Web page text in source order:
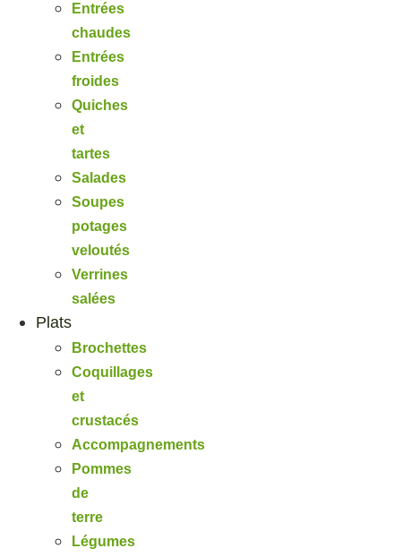
Entrées
chaudes
Entrées
froides
Quiches
et
tartes
Salades
Soupes
potages
veloutés
Verrines
salées
Plats
Brochettes
Coquillages
et
crustacés
Accompagnements
Pommes
de
terre
Légumes